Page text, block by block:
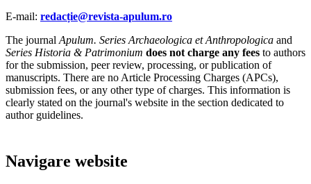
E-mail: redacție@revista-apulum.ro
The journalApulum. Series Archaeologica et Anthropologica and
Series Historia & Patrimonium does not charge any fees to authors
for the submission, peer review, processing, or publication of
manuscripts. There are no Article Processing Charges (APCs),
submission fees, or any other type of charges. This information is
clearly stated on the journal's website in the section dedicated to
author guidelines.
Navigare website